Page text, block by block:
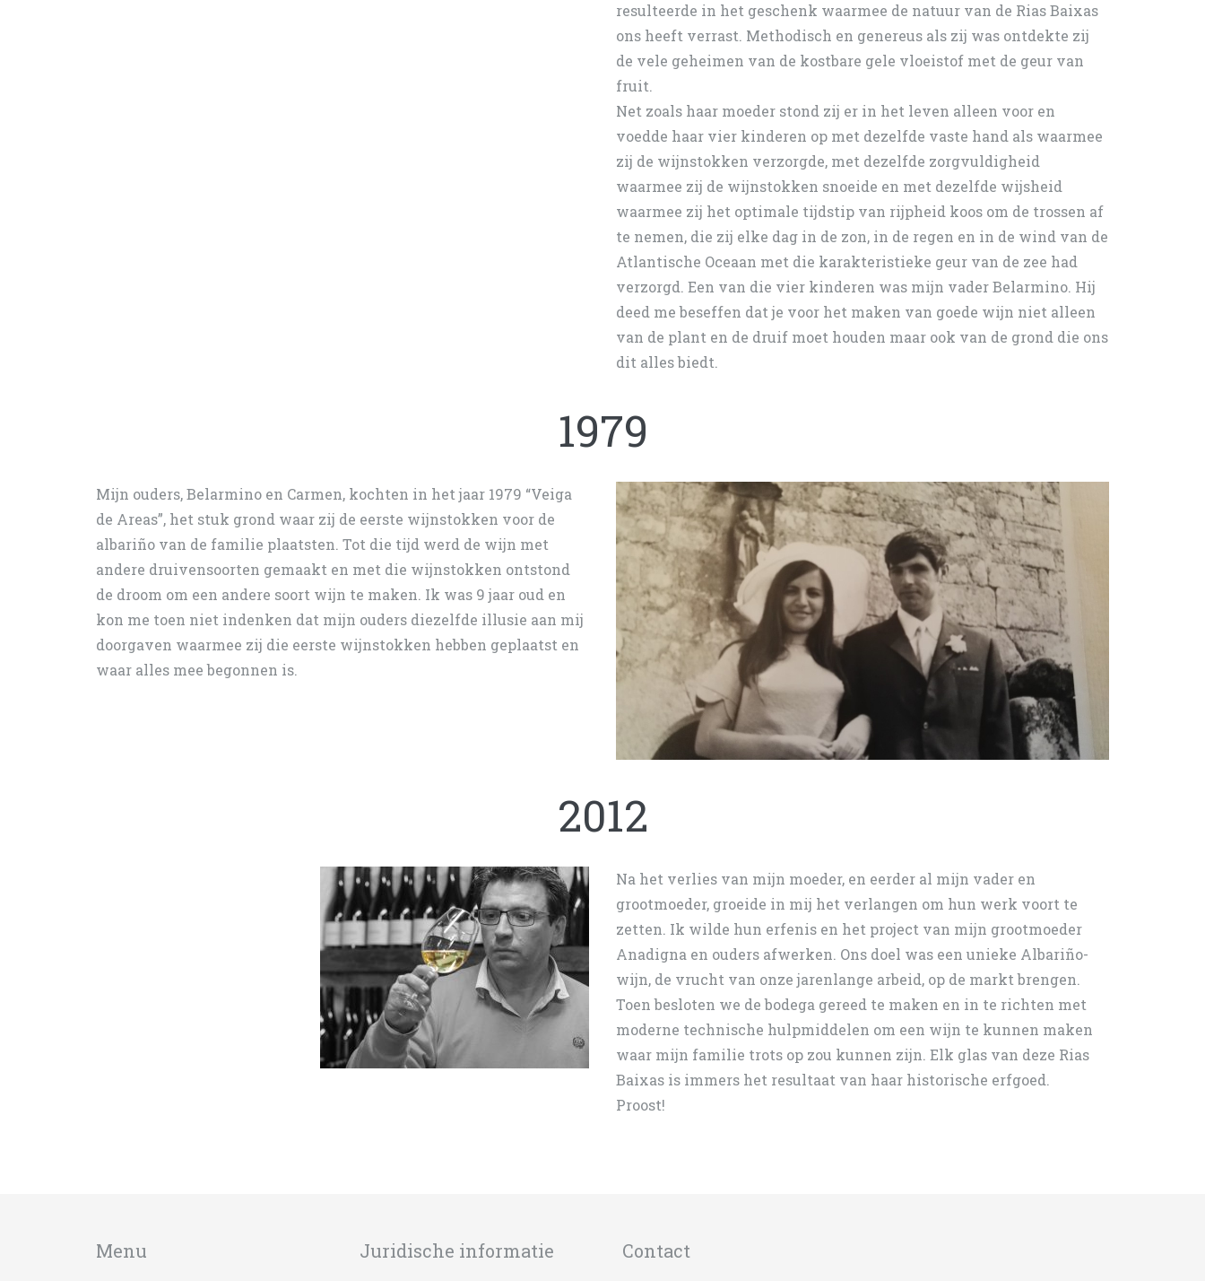
resulteerde in het geschenk waarmee de natuur van de Rias Baixas
ons heeft verrast. Methodisch en genereus als zij was ontdekte zij
de vele geheimen van de kostbare gele vloeistof met de geur van
fruit.
Net zoals haar moeder stond zij er in het leven alleen voor en
voedde haar vier kinderen op met dezelfde vaste hand als waarmee
zij de wijnstokken verzorgde, met dezelfde zorgvuldigheid
waarmee zij de wijnstokken snoeide en met dezelfde wijsheid
waarmee zij het optimale tijdstip van rijpheid koos om de trossen af
te nemen, die zij elke dag in de zon, in de regen en in de wind van de
Atlantische Oceaan met die karakteristieke geur van de zee had
verzorgd. Een van die vier kinderen was mijn vader Belarmino. Hij
deed me beseffen dat je voor het maken van goede wijn niet alleen
van de plant en de druif moet houden maar ook van de grond die ons
dit alles biedt.
1979
Mijn ouders, Belarmino en Carmen, kochten in het jaar 1979 “Veiga
de Areas”, het stuk grond waar zij de eerste wijnstokken voor de
albariño van de familie plaatsten. Tot die tijd werd de wijn met
andere druivensoorten gemaakt en met die wijnstokken ontstond
de droom om een andere soort wijn te maken. Ik was 9 jaar oud en
kon me toen niet indenken dat mijn ouders diezelfde illusie aan mij
doorgaven waarmee zij die eerste wijnstokken hebben geplaatst en
waar alles mee begonnen is.
2012
Na het verlies van mijn moeder, en eerder al mijn vader en
grootmoeder, groeide in mij het verlangen om hun werk voort te
zetten. Ik wilde hun erfenis en het project van mijn grootmoeder
Anadigna en ouders afwerken. Ons doel was een unieke Albariño-
wijn, de vrucht van onze jarenlange arbeid, op de markt brengen.
Toen besloten we de bodega gereed te maken en in te richten met
moderne technische hulpmiddelen om een wijn te kunnen maken
waar mijn familie trots op zou kunnen zijn. Elk glas van deze Rias
Baixas is immers het resultaat van haar historische erfgoed.
Proost!
Menu Juridische informatie Contact